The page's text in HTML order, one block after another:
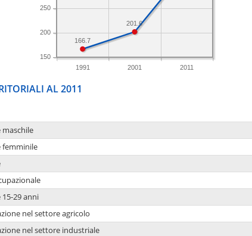
1991 2001 2011
150
200
250
201.6
166.7
AL 2011
maschile
femminile
29 anni
nel settore agricolo
nel settore industriale